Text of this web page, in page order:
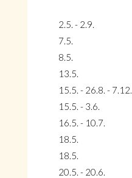
2.5. - 2.9.
7.5.
8.5.
13.5.
15.5. - 26.8. - 7.12.
15.5. - 3.6.
16.5. - 10.7.
18.5.
18.5.
20.5. - 20.6.